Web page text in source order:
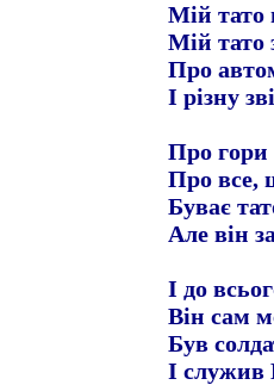
Мій тато
Мій тато
Про
І різну
Про гори
Про все,
Буває
Але він
І до
Він сам
Був
І служив